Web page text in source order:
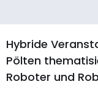
Hybride
Pölten
Roboter und